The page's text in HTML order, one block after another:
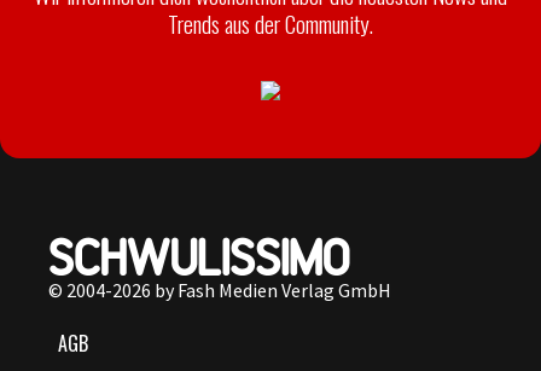
Trends aus der Community.
© 2004-2026 by Fash Medien Verlag GmbH
AGB